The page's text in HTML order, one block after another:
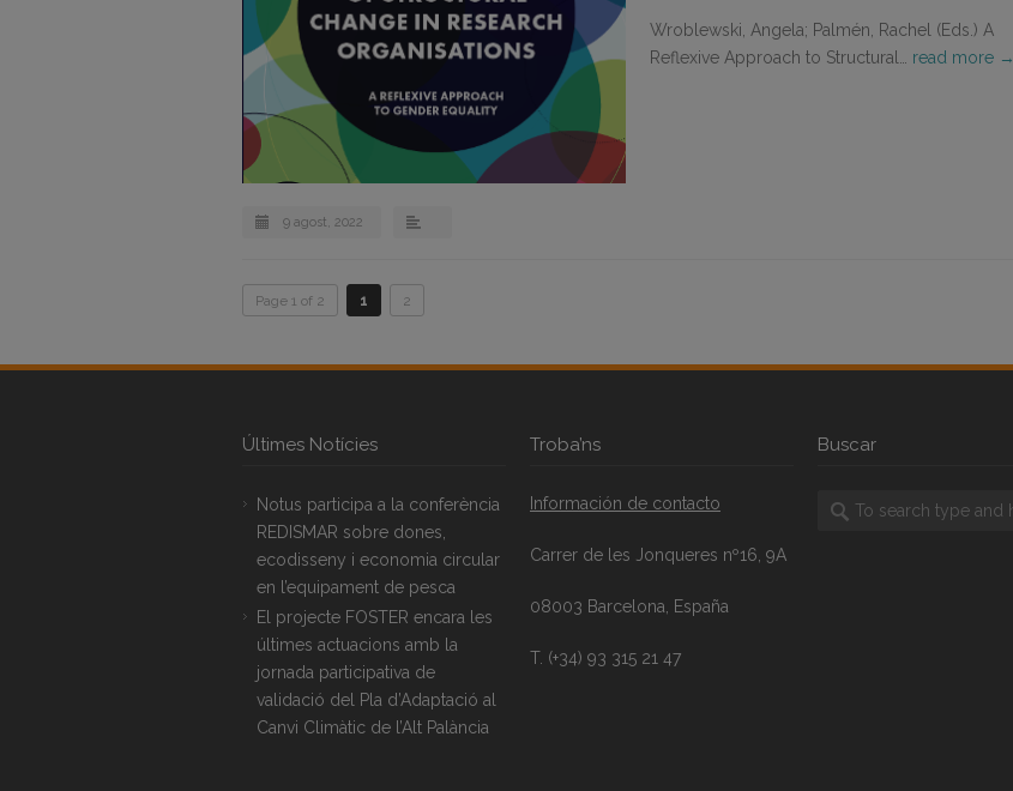
Wroblewski, Angela; Palmén, Rachel (Eds.) A
Reflexive Approach to Structural… read more →
9 agost, 2022
Page 1 of 2 1 2
Últimes Notícies
Notus participa a la conferència
REDISMAR sobre dones,
ecodisseny i economia circular
en l’equipament de pesca
El projecte FOSTER encara les
últimes actuacions amb la
jornada participativa de
validació del Pla d’Adaptació al
Canvi Climàtic de l’Alt Palància
Troba’ns
Información de contacto
Carrer de les Jonqueres nº16, 9A
08003 Barcelona, España
T. (+34) 93 315 21 47
Buscar